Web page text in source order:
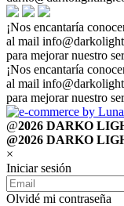
¡Nos encantaría
al mail
para mejorar nuestro
¡Nos encantaría
al mail
para mejorar nuestro
@2026 DARKO
@2026 DARKO
×
Iniciar sesión
Olvidé mi contraseña